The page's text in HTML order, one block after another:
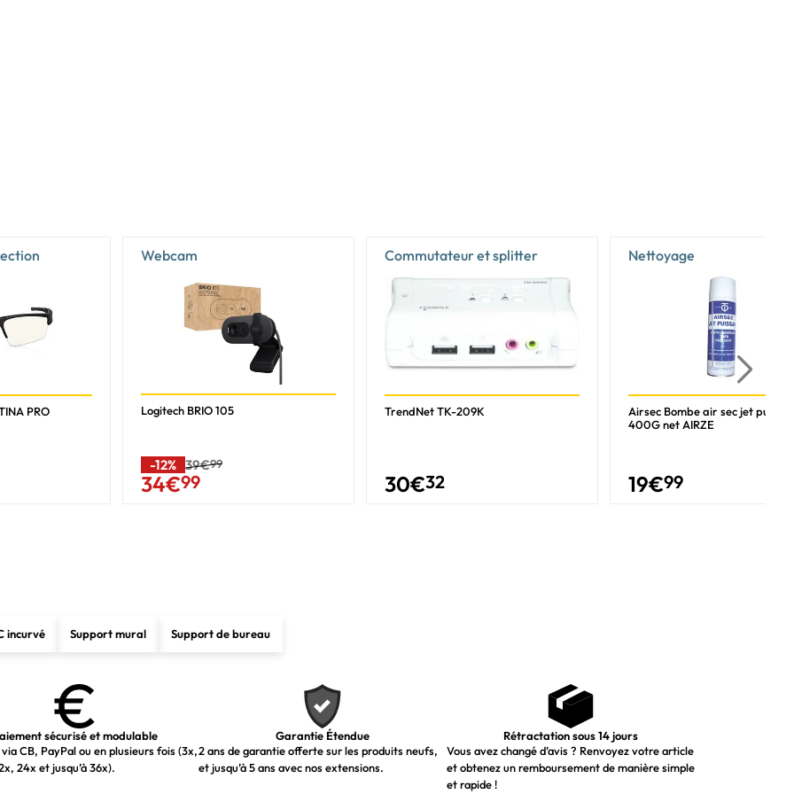
USB Type-B
1
PRO
Webcam
Logitech BRIO 105
-12% 39€99
34€99
Commutateur et splitter
TrendNet TK-209K
30€32
Nettoyage
Airsec Bombe air sec jet
400G net AIRZE
19€99
incurvé Support mural Support de bureau
sécurisé et modulable
CB, PayPal ou en plusieurs fois (3x,
24x et jusqu’à 36x).
Garantie Étendue
2 ans de garantie offerte sur les produits neufs,
et jusqu’à 5 ans avec nos extensions.
Rétractation sous 14 jours
Vous avez changé d’avis ? Renvoyez votre article
et obtenez un remboursement de manière simple
et rapide !